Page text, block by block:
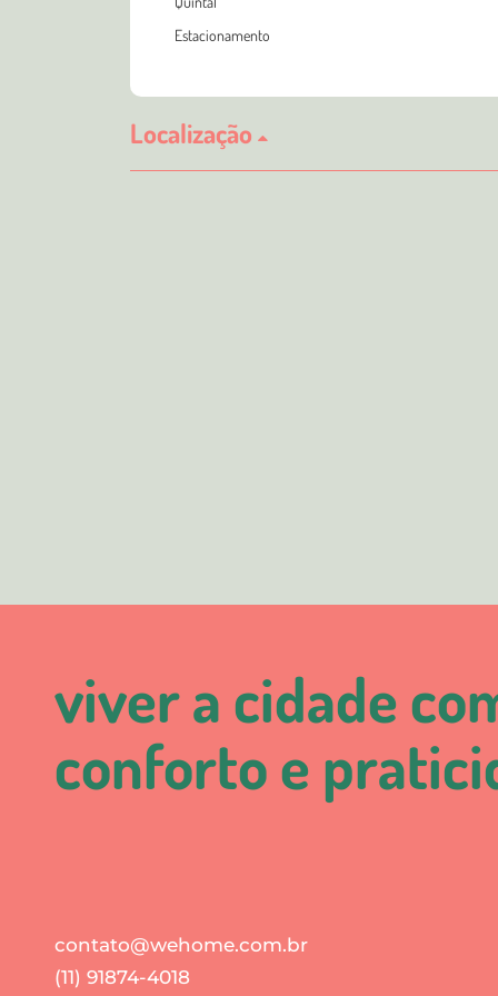
Estacionamento
Localização
viver a cidade
conforto e
contato@wehome.com.br
(11) 91874-4018